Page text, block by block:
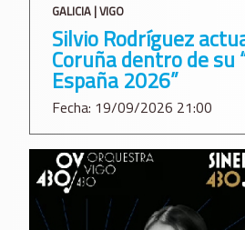
GALICIA | VIGO
Silvio Rodríguez
Coruña dentro de su
España 2026”
Fecha: 19/09/2026 21:00